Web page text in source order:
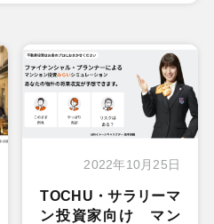
2022年10月25日
TOCHU・サラリーマ
ン投資家向け マン